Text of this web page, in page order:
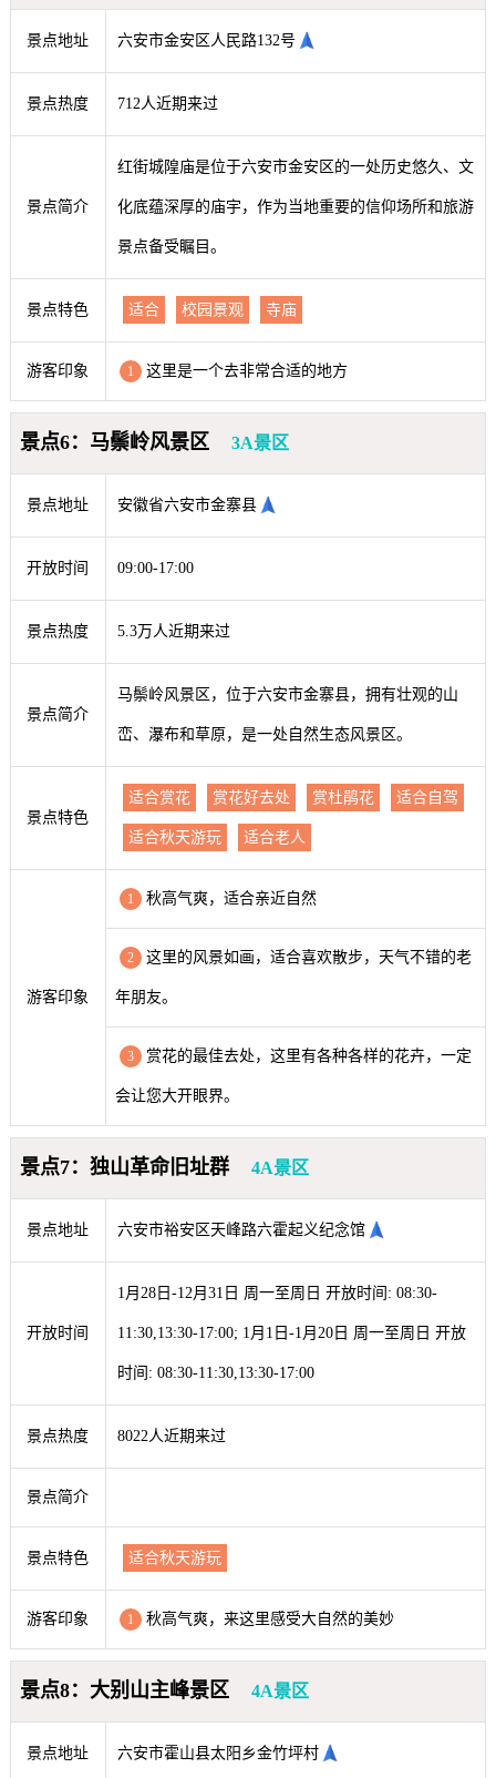
景点地址 六安市金安区人民路132号
景点热度 712人近期来过
景点简介
红街城隍庙是位于六安市金安区的一处历史悠久、文
化底蕴深厚的庙宇，作为当地重要的信仰场所和旅游
景点备受瞩目。
景点特色 适合 校园景观 寺庙
游客印象 1 这里是一个去非常合适的地方
景点6：马鬃岭风景区 3A景区
景点地址 安徽省六安市金寨县
开放时间 09:00-17:00
景点热度 5.3万人近期来过
景点简介
马鬃岭风景区，位于六安市金寨县，拥有壮观的山
峦、瀑布和草原，是一处自然生态风景区。
景点特色
适合赏花 赏花好去处 赏杜鹃花 适合自驾
适合秋天游玩 适合老人
游客印象
1 秋高气爽，适合亲近自然
2 这里的风景如画，适合喜欢散步，天气不错的老
年朋友。
3 赏花的最佳去处，这里有各种各样的花卉，一定
会让您大开眼界。
景点7：独山革命旧址群 4A景区
景点地址 六安市裕安区天峰路六霍起义纪念馆
开放时间
1月28日-12月31日 周一至周日 开放时间: 08:30-
11:30,13:30-17:00; 1月1日-1月20日 周一至周日 开放
时间: 08:30-11:30,13:30-17:00
景点热度 8022人近期来过
景点简介
景点特色 适合秋天游玩
游客印象 1 秋高气爽，来这里感受大自然的美妙
景点8：大别山主峰景区 4A景区
景点地址 六安市霍山县太阳乡金竹坪村